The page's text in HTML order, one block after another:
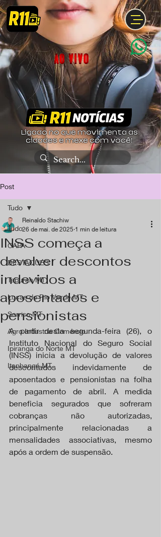
Ligado no que movimenta as
cidades e mexe com você!
Post
Tudo
CAPA
DESTAQUES
Tapurah MT
Lucas do Rio Verde MT
Sorriso MT
Agro Industria Comércio
Ipiranga do Norte MT
Itanhangá MT
Tudo
INSS começa a
devolver descontos
indevidos a
aposentados e
pensionistas
Reinaldo Stachiw
26 de mai. de 2025 1 min de leitura
A partir desta segunda-feira (26), o
Instituto Nacional do Seguro Social
(INSS) inicia a devolução de valores
descontados indevidamente de
aposentados e pensionistas na folha
de pagamento de abril. A medida
beneficia segurados que sofreram
cobranças não autorizadas,
principalmente relacionadas a
mensalidades associativas, mesmo
após a ordem de suspensão.